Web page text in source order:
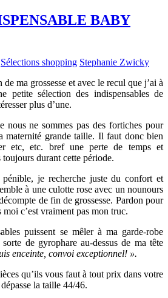
BABY
Sélections shopping Stephanie Zwicky
ma grossesse et avec le recul que j’ai à
petite sélection des indispensables de
plus d’une.
nous ne sommes pas des fortiches pour
maternité grande taille. Il faut donc bien
etc, etc. bref une perte de temps et
toujours durant cette période.
je recherche juste du confort et
à une culotte rose avec un nounours
de fin de grossesse. Pardon pour
c’est vraiment pas mon truc.
puissent se mêler à ma garde-robe
de gyrophare au-dessus de ma tête
enceinte, convoi exceptionnel! ».
qu’ils vous faut à tout prix dans votre
la taille 44/46.